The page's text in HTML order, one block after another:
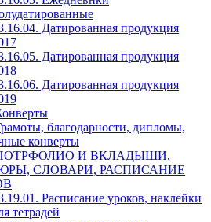
Датированная продукция
Датированная продукция
Датированная продукция
благодарности, дипломы,
конверты
ПОТРФОЛИО И ВКЛАДЫШИ,
СЛОВАРИ, РАСПИСАНИЕ
Расписание уроков, наклейки
тетрадей